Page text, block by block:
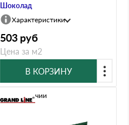
Шоколад
Характеристики
503 руб
Цена за м2
В КОРЗИНУ
В наличии